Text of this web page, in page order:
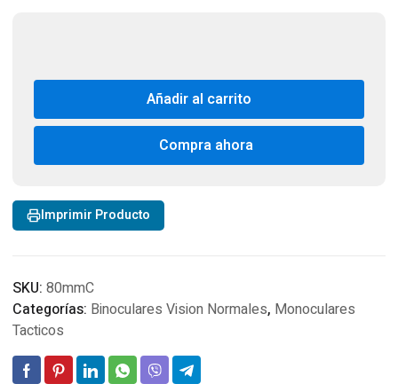
Añadir al carrito
Compra ahora
Imprimir Producto
SKU: 80mmC
Categorías: Binoculares Vision Normales, Monoculares
Tacticos